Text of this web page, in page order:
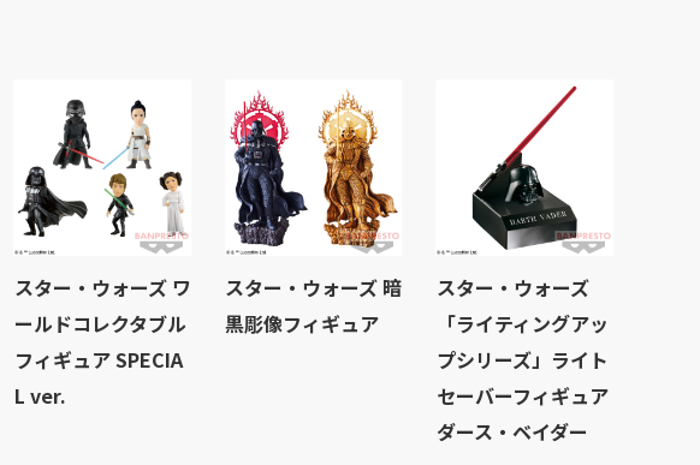
スター・ウォーズ ワ
ールドコレクタブル
フィギュア SPECIA
L ver.
スター・ウォーズ 暗
黒彫像フィギュア
スター・ウォーズ
「ライティングアッ
プシリーズ」ライト
セーバーフィギュア
ダース・ベイダー